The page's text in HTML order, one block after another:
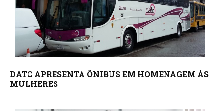
DATC APRESENTA ÔNIBUS EM HOMENAGEM ÀS
MULHERES